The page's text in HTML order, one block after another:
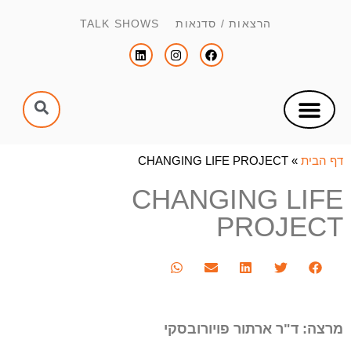
הרצאות / סדנאות TALK SHOWS
דף הבית »
CHANGING LIFE PROJECT
CHANGING LIFE
PROJECT
מרצה: ד"ר ארתור פויורובסקי